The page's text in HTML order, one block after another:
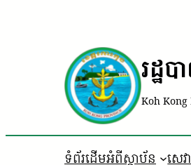
រដ្ឋ
Koh
ទំព័រដើមអំពីស្ថាប័ន សេវ